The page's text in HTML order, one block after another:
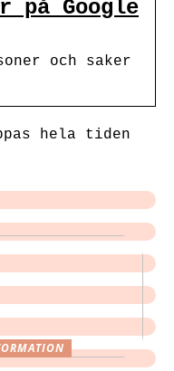
på Google
och saker
hela tiden